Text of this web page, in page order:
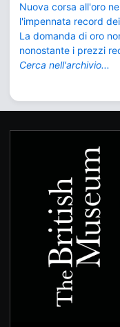
Nuova corsa all'oro
l'impennata record
La domanda di oro
nonostante i prezzi
Cerca nell'archivio...